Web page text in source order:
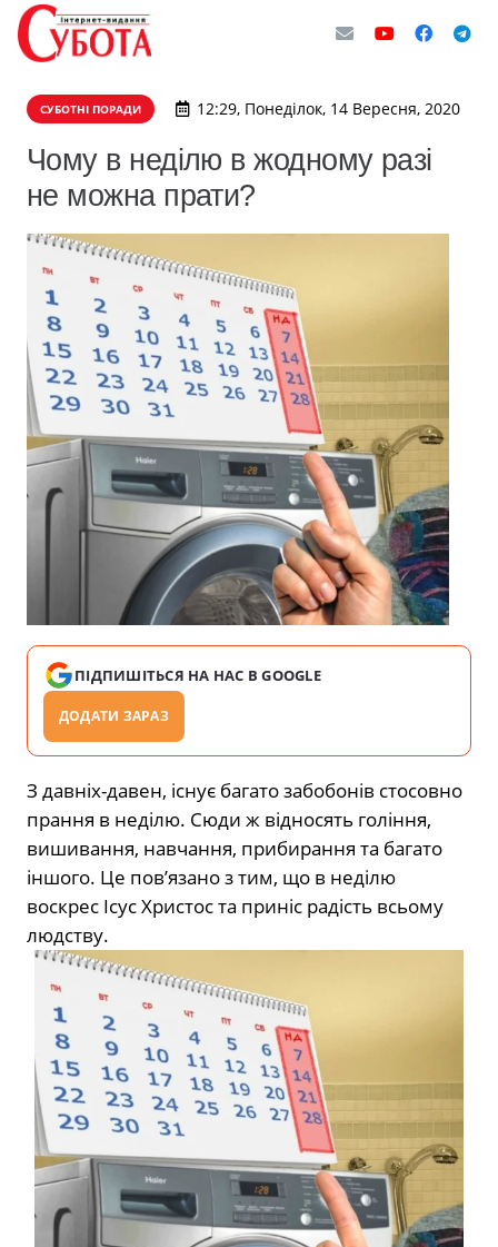
СУБОТНІ ПОРАДИ 12:29, Понеділок, 14 Вересня, 2020
Чому в неділю в жодному разі
не можна прати?
ПІДПИШІТЬСЯ НА НАС В GOOGLE
ДОДАТИ ЗАРАЗ
З давніх-давен, існує багато забобонів стосовно
прання в неділю. Сюди ж відносять гоління,
вишивання, навчання, прибирання та багато
іншого. Це пов’язано з тим, що в неділю
воскрес Ісус Христос та приніс радість всьому
людству.